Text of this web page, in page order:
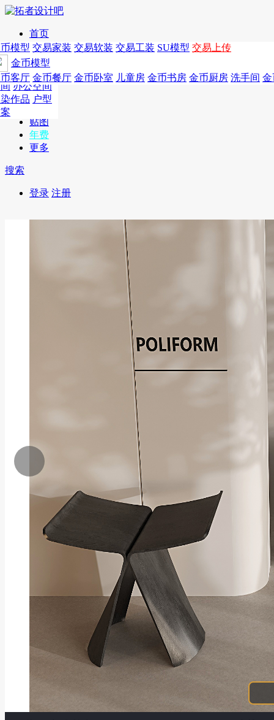
首页
发现
年费 作品 图纸 交易 软装 工装 SU模 金币
年费版块
费图纸 年费户型 年费高清 年费视频 年费模型 年费精选
作品
别墅 国外
酒店设计
设计 商业
办公空间
作品 户型
模型
模型 交易家装 交易软装 交易工装 SU模型 交易上传
金币模型
客厅 金币餐厅 金币卧室 儿童房 金币书房 金币厨房 洗手间 金
CAD
概念
贴图
年费
更多
搜索
登录 注册